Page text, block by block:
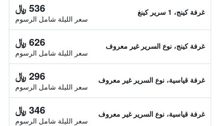
غرفة كينج، 1 سرير كينغ 536 ﷼
سعر الليلة شامل الرسوم
غرفة كينج، نوع السرير غير معروف 626 ﷼
سعر الليلة شامل الرسوم
غرفة قياسية، نوع السرير غير معروف 296 ﷼
سعر الليلة شامل الرسوم
غرفة قياسية، نوع السرير غير معروف 346 ﷼
سعر الليلة شامل الرسوم